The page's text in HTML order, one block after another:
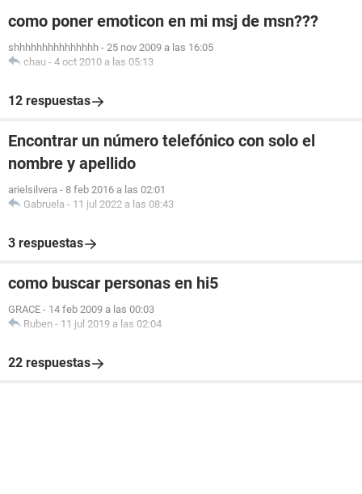
como poner emoticon en mi msj de msn???
shhhhhhhhhhhhhhh - 25 nov 2009 a las 16:05
chau - 4 oct 2010 a las 05:13
12 respuestas
Encontrar un número telefónico con solo el
nombre y apellido
arielsilvera - 8 feb 2016 a las 02:01
Gabruela - 11 jul 2022 a las 08:43
3 respuestas
como buscar personas en hi5
GRACE - 14 feb 2009 a las 00:03
Ruben - 11 jul 2019 a las 02:04
22 respuestas